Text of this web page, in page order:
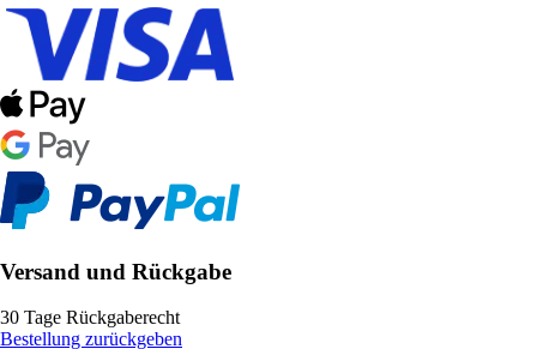
Versand und Rückgabe
30 Tage Rückgaberecht
Bestellung zurückgeben